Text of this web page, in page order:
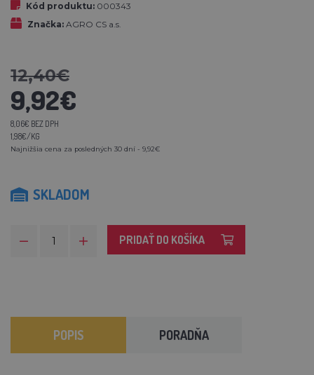
Kód produktu: 000343
Značka: AGRO CS a.s.
12,40€
9,92€
8,06€ BEZ DPH
1,98€/KG
Najnižšia cena za posledných 30 dní - 9,92€
SKLADOM
PRIDAŤ DO KOŠÍKA
POPIS PORADŇA